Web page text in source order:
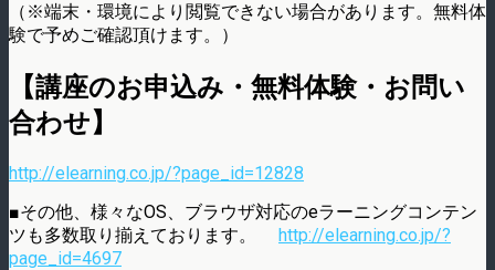
（※端末・環境により閲覧できない場合があります。無料体
験で予めご確認頂けます。）
【講座のお申込み・無料体験・お問い
合わせ】
http://elearning.co.jp/?page_id=12828
■その他、様々なOS、ブラウザ対応のeラーニングコンテン
ツも多数取り揃えております。 http://elearning.co.jp/?
page_id=4697